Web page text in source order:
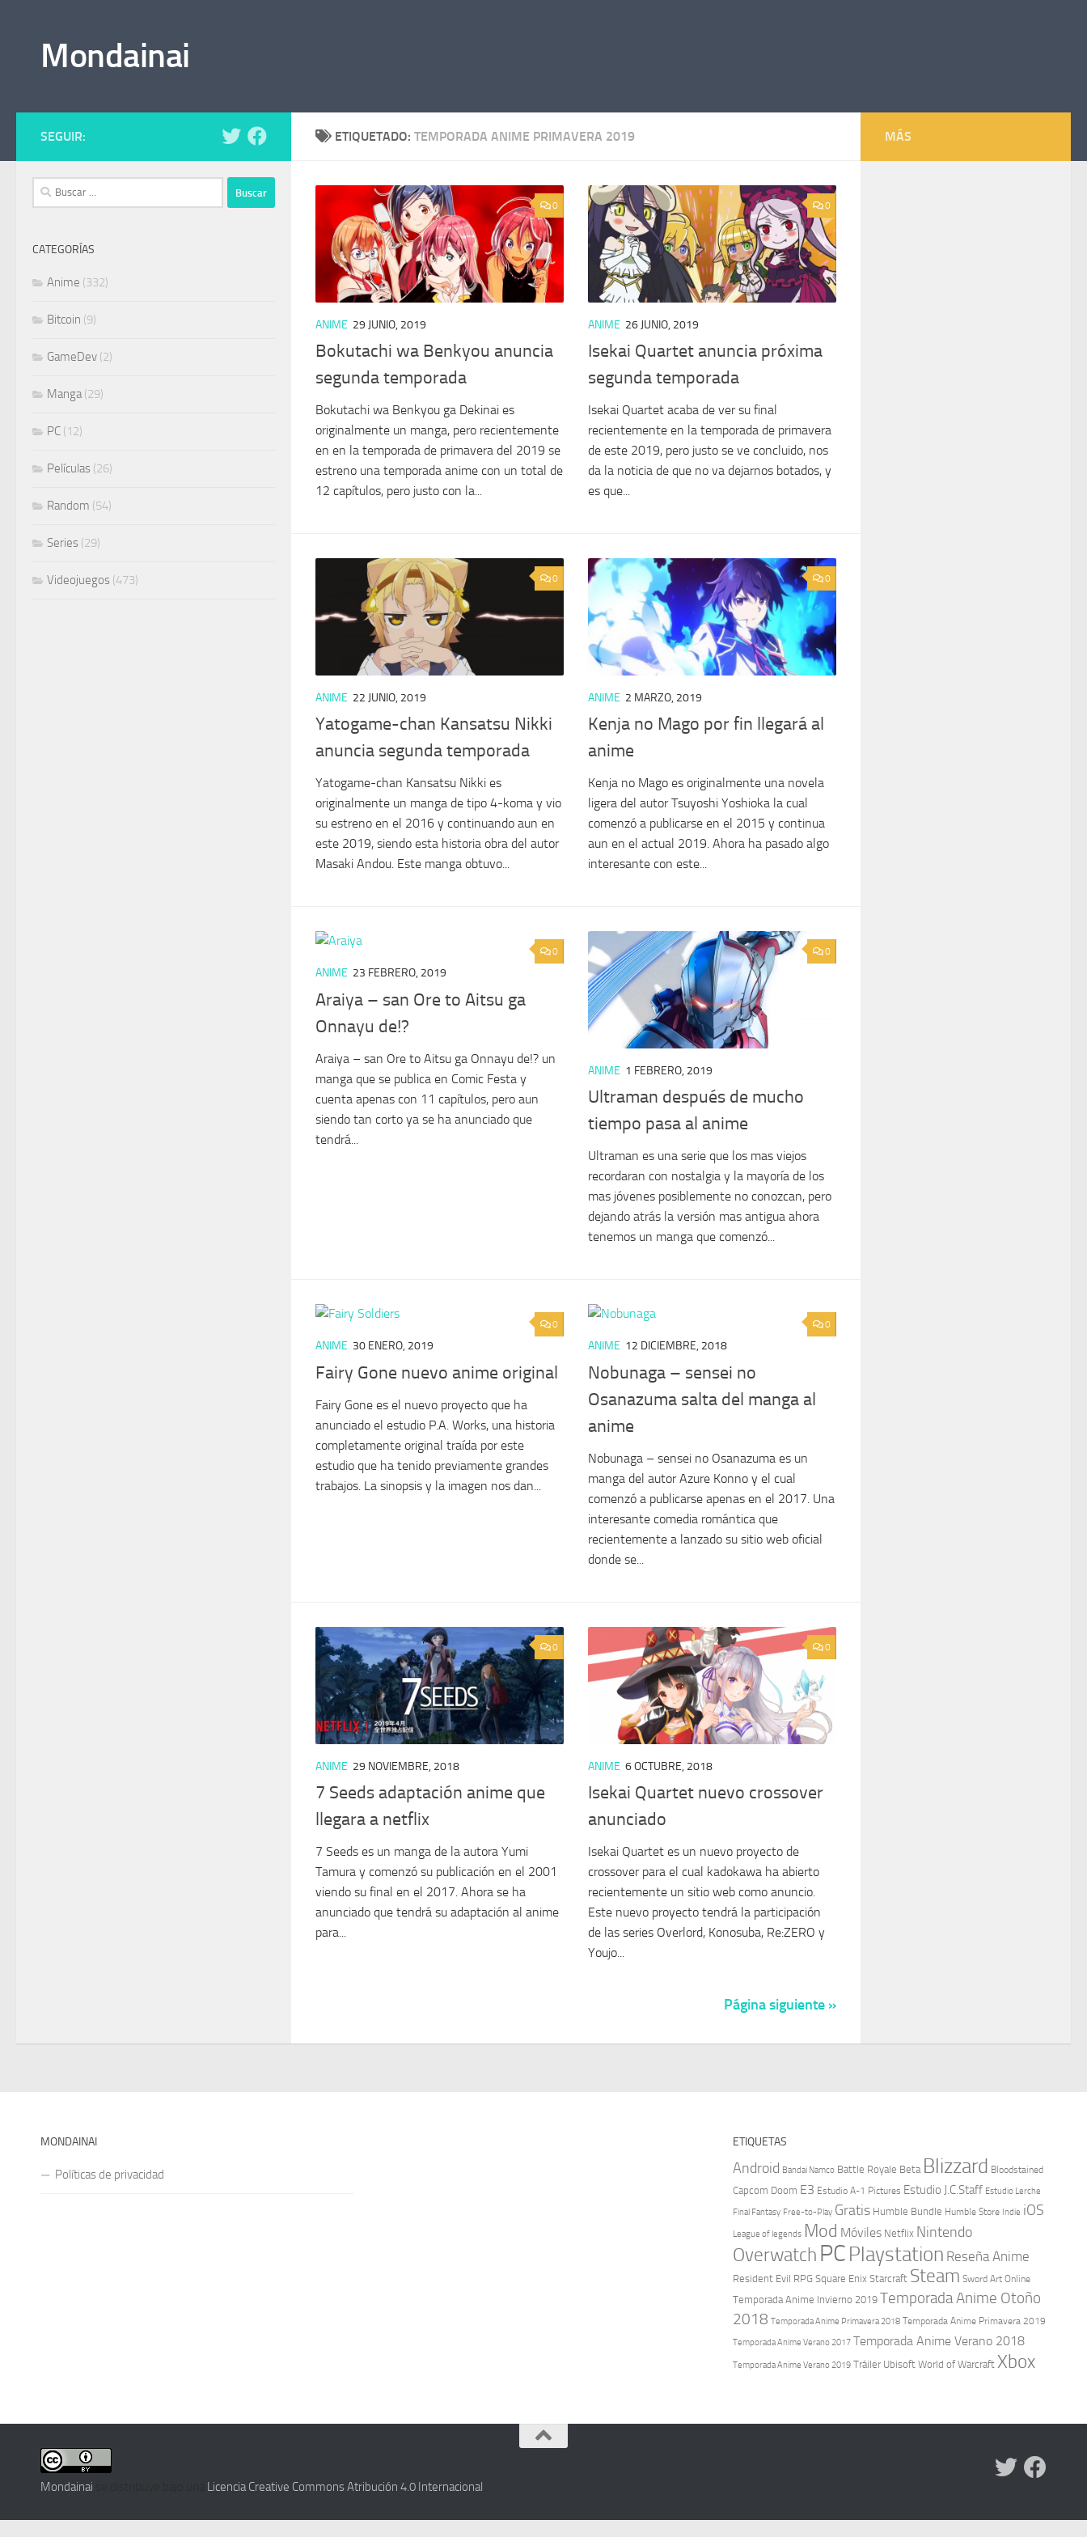
Mondainai
ETIQUETADO: TEMPORADA ANIME PRIMAVERA 2019
0
ANIME 29 JUNIO, 2019
Bokutachi wa Benkyou anuncia
segunda temporada
Bokutachi wa Benkyou ga Dekinai es
originalmente un manga, pero recientemente
en en la temporada de primavera del 2019 se
estreno una temporada anime con un total de
12 capítulos, pero justo con la...
0
ANIME 26 JUNIO, 2019
Isekai Quartet anuncia próxima
segunda temporada
Isekai Quartet acaba de ver su final
recientemente en la temporada de primavera
de este 2019, pero justo se ve concluido, nos
da la noticia de que no va dejarnos botados, y
es que...
0
ANIME 22 JUNIO, 2019
Yatogame-chan Kansatsu Nikki
anuncia segunda temporada
Yatogame-chan Kansatsu Nikki es
originalmente un manga de tipo 4-koma y vio
su estreno en el 2016 y continuando aun en
este 2019, siendo esta historia obra del autor
Masaki Andou. Este manga obtuvo...
0
ANIME 2 MARZO, 2019
Kenja no Mago por fin llegará al
anime
Kenja no Mago es originalmente una novela
ligera del autor Tsuyoshi Yoshioka la cual
comenzó a publicarse en el 2015 y continua
aun en el actual 2019. Ahora ha pasado algo
interesante con este...
0
ANIME 23 FEBRERO, 2019
Araiya – san Ore to Aitsu ga
Onnayu de!?
Araiya – san Ore to Aitsu ga Onnayu de!? un
manga que se publica en Comic Festa y
cuenta apenas con 11 capítulos, pero aun
siendo tan corto ya se ha anunciado que
tendrá...
0
ANIME 1 FEBRERO, 2019
Ultraman después de mucho
tiempo pasa al anime
Ultraman es una serie que los mas viejos
recordaran con nostalgia y la mayoría de los
mas jóvenes posiblemente no conozcan, pero
dejando atrás la versión mas antigua ahora
tenemos un manga que comenzó...
0
ANIME 30 ENERO, 2019
Fairy Gone nuevo anime original
Fairy Gone es el nuevo proyecto que ha
anunciado el estudio P.A. Works, una historia
completamente original traída por este
estudio que ha tenido previamente grandes
trabajos. La sinopsis y la imagen nos dan...
0
ANIME 12 DICIEMBRE, 2018
Nobunaga – sensei no
Osanazuma salta del manga al
anime
Nobunaga – sensei no Osanazuma es un
manga del autor Azure Konno y el cual
comenzó a publicarse apenas en el 2017. Una
interesante comedia romántica que
recientemente a lanzado su sitio web oficial
donde se...
0
ANIME 29 NOVIEMBRE, 2018
7 Seeds adaptación anime que
llegara a netflix
7 Seeds es un manga de la autora Yumi
Tamura y comenzó su publicación en el 2001
viendo su final en el 2017. Ahora se ha
anunciado que tendrá su adaptación al anime
para...
0
ANIME 6 OCTUBRE, 2018
Isekai Quartet nuevo crossover
anunciado
Isekai Quartet es un nuevo proyecto de
crossover para el cual kadokawa ha abierto
recientemente un sitio web como anuncio.
Este nuevo proyecto tendrá la participación
de las series Overlord, Konosuba, Re:ZERO y
Youjo...
Página siguiente »
SEGUIR:
Buscar:
CATEGORÍAS
Anime (332)
Bitcoin (9)
GameDev (2)
Manga(29)
PC (12)
Películas (26)
Random (54)
Series (29)
Videojuegos (473)
MÁS
MONDAINAI
Políticas de privacidad
ETIQUETAS
Android Bandai Namco Battle Royale Beta Blizzard Bloodstained
Capcom Doom E3 Estudio A-1 Pictures Estudio J.C.Staff Estudio Lerche
Final Fantasy Free-to-Play Gratis Humble Bundle Humble Store Indie iOS
League of legends Mod Móviles Netflix Nintendo
Overwatch PC Playstation Reseña Anime
Resident Evil RPG Square Enix Starcraft Steam Sword Art Online
Temporada Anime Invierno 2019 Temporada Anime Otoño
2018 Temporada Anime Primavera 2018 Temporada Anime Primavera 2019
Temporada Anime Verano 2017 Temporada Anime Verano 2018
Temporada Anime Verano 2019 Tráiler Ubisoft World of Warcraft Xbox
Mondainai Licencia Creative Commons Atribución 4.0 Internacional